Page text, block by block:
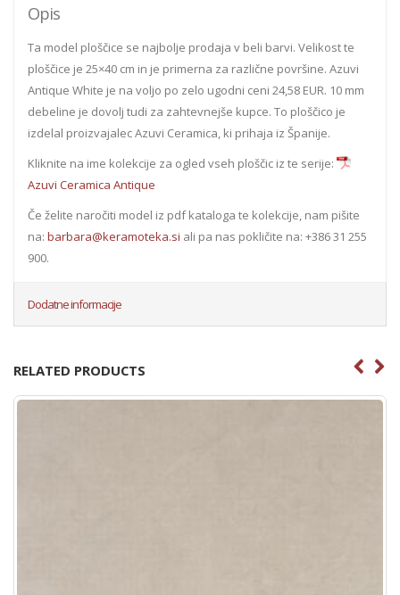
Opis
Ta model ploščice se najbolje prodaja v beli barvi. Velikost te
ploščice je 25×40 cm in je primerna za različne površine. Azuvi
Antique White je na voljo po zelo ugodni ceni 24,58 EUR. 10 mm
debeline je dovolj tudi za zahtevnejše kupce. To ploščico je
izdelal proizvajalec Azuvi Ceramica, ki prihaja iz Španije.
Kliknite na ime kolekcije za ogled vseh ploščic iz te serije:
Azuvi Ceramica Antique
Če želite naročiti model iz pdf kataloga te kolekcije, nam pišite
na: barbara@keramoteka.si ali pa nas pokličite na: +386 31 255
900.
Dodatne informacije
RELATED PRODUCTS